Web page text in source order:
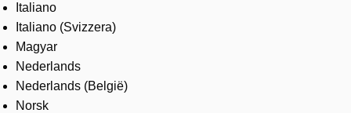
Italiano
Italiano (Svizzera)
Magyar
Nederlands
Nederlands (België)
Norsk